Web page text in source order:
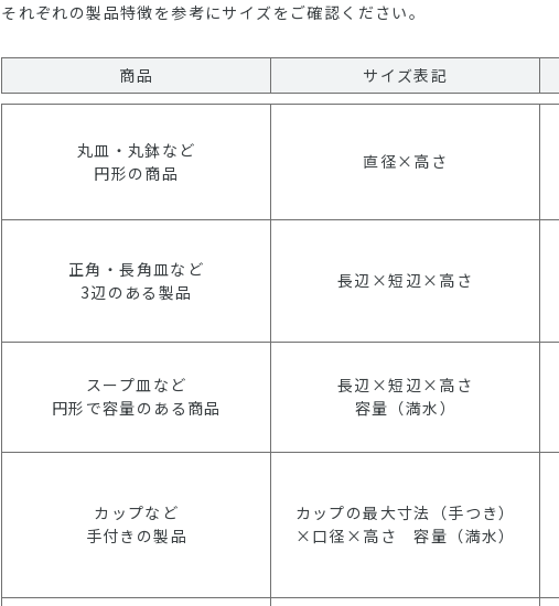
それぞれの製品特徴を参考にサイズをご確認ください。
商品 サイズ表記
丸皿・丸鉢など
円形の商品
直径×高さ
正角・長角皿など
3辺のある製品
長辺×短辺×高さ
スープ皿など
円形で容量のある商品
長辺×短辺×高さ
容量（満水）
カップなど
手付きの製品
カップの最大寸法（手つき）
×口径×高さ 容量（満水）